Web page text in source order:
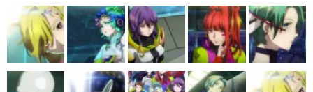
マンガ
女性向け
アプリレビュー